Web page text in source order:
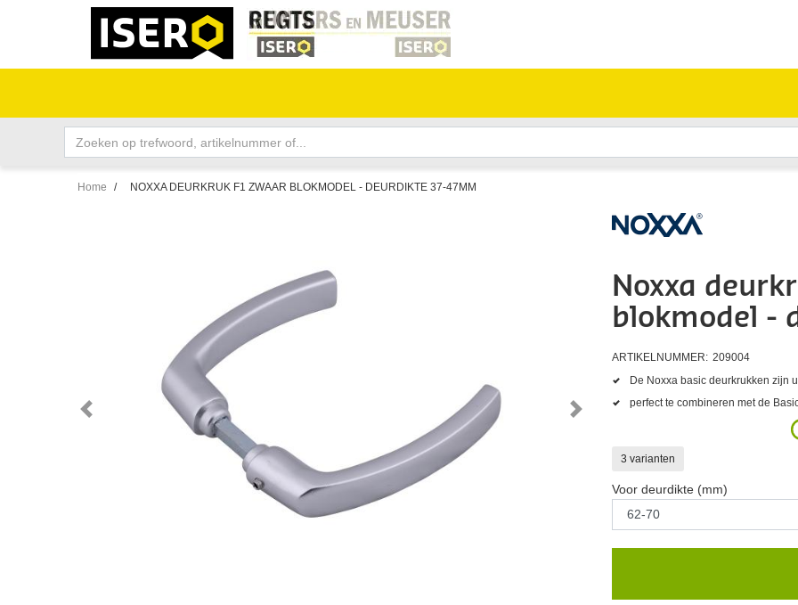
Home / NOXXA DEURKRUK F1 ZWAAR BLOKMODEL - DEURDIKTE 37-47MM
Noxxa
blokmodel -
ARTIKELNUMMER: 209004
De Noxxa basic deurkrukken zijn
perfect te combineren met de
3 varianten
Voor deurdikte (mm)